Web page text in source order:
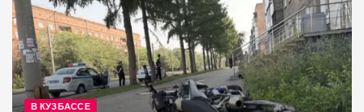
В КУЗБАССЕ